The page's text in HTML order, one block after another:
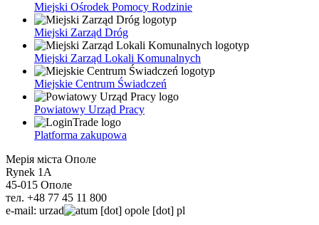
Miejski Ośrodek Pomocy Rodzinie
Miejski Zarząd Dróg
Miejski Zarząd Lokali Komunalnych
Miejskie Centrum Świadczeń
Powiatowy Urząd Pracy
Platforma zakupowa
Мерія міста Ополе
Rynek 1A
45-015 Ополе
тел. +48 77 45 11 800
e-mail: urzad um [dot] opole [dot] pl